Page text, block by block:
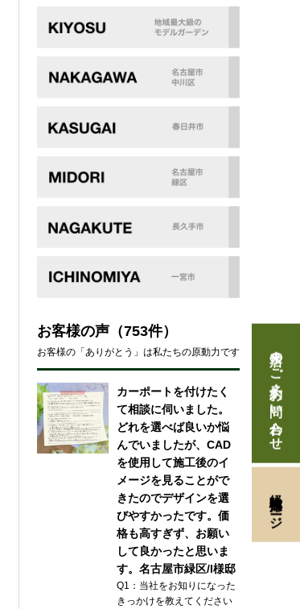
お客様の声 （753件）
お客様の「ありがとう」は私たちの原動力です
カーポートを付けたく
て相談に伺いました。
どれを選べば良いか悩
んでいましたが、CAD
を使用して施工後のイ
メージを見ることがで
きたのでデザインを選
びやすかったです。価
格も高すぎず、お願い
して良かったと思いま
す。名古屋市緑区/I様邸
Q1：当社をお知りになった
きっかけを教えてください
来店のご予約・お問い合わせ
経験者採用ページ